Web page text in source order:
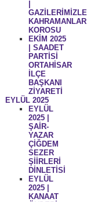
GAZİLERİMİZLE
KAHRAMANLAR
KOROSU
EKİM 2025
| SAADET
PARTİSİ
ORTAHİSAR
İLÇE
BAŞKANI
ZİYARETİ
EYLÜL 2025
EYLÜL
2025 |
ŞAİR-
YAZAR
ÇİĞDEM
SEZER
ŞİİRLERİ
DİNLETİSİ
EYLÜL
2025 |
KANAAT